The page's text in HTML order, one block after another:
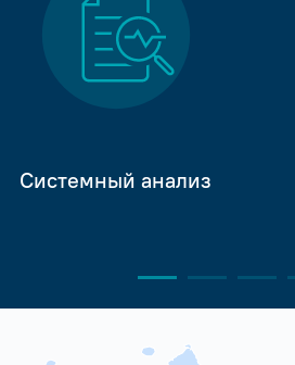
Системный анализ